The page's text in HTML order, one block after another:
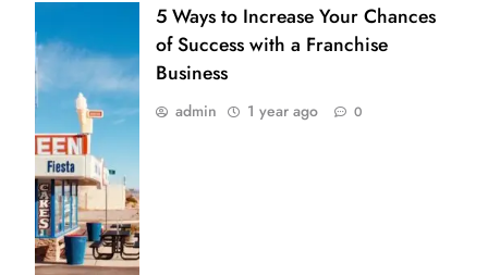
5 Ways to Increase Your Chances
of Success with a Franchise
Business
admin 1 year ago 0